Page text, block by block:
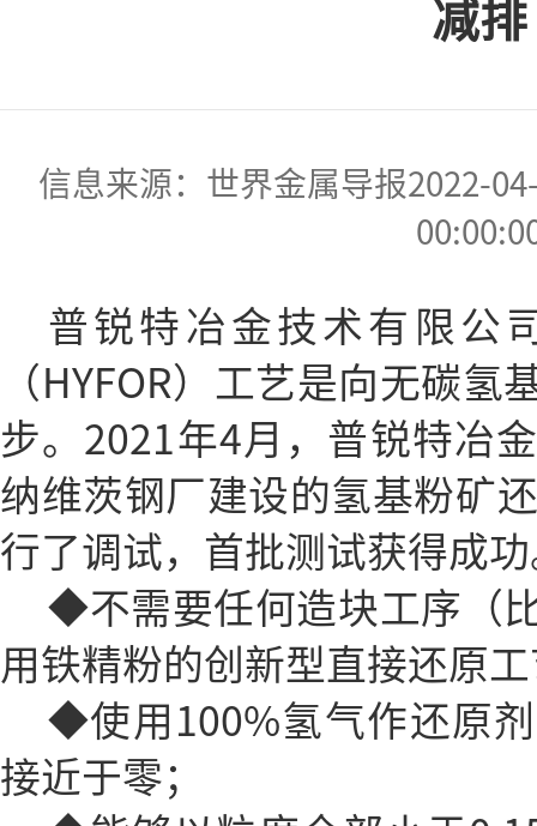
减排
信息来源：世界金属导报2022-
普锐特冶金技术有限公
（HYFOR）工艺是向无碳
步。2021年4月，普锐特冶
纳维茨钢厂建设的氢基粉矿
行了调试，首批测试获得成
◆不需要任何造块工序（
用铁精粉的创新型直接还原
◆使用100%氢气作还原
接近于零；